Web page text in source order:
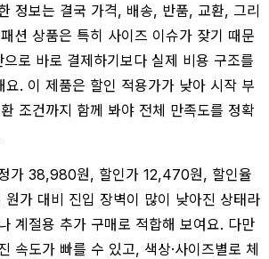
정보는 결국 가격, 배송, 반품, 교환, 그리
션 상품은 특히 사이즈 이슈가 잦기 때문
으로 바로 결제하기보다 실제 비용 구조를
요. 이 제품은 할인 적용가가 낮아 시작 부
조건까지 함께 봐야 전체 만족도를 정확
가 38,980원, 할인가 12,470원, 할인율
가 대비 진입 장벽이 많이 낮아진 상태라
계절용 추가 구매로 적합해 보여요. 다만
속도가 빠를 수 있고, 색상·사이즈별로 체